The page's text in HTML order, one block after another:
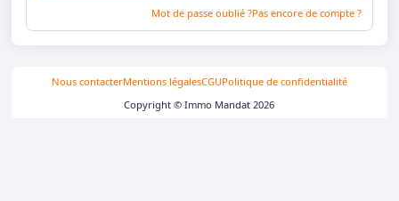
Mot de passe oublié ?Pas encore de compte ?
Nous contacterMentions légalesCGUPolitique de confidentialité
Copyright © Immo Mandat 2026